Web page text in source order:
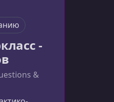
на
раскрывая
-
&